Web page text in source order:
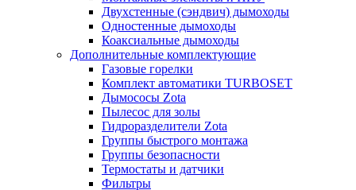
Двухстенные (сэндвич) дымоходы
Одностенные дымоходы
Коаксиальные дымоходы
Дополнительные комплектующие
Газовые горелки
Комплект автоматики TURBOSET
Дымососы Zota
Пылесос для золы
Гидроразделители Zota
Группы быстрого монтажа
Группы безопасности
Термостаты и датчики
Фильтры